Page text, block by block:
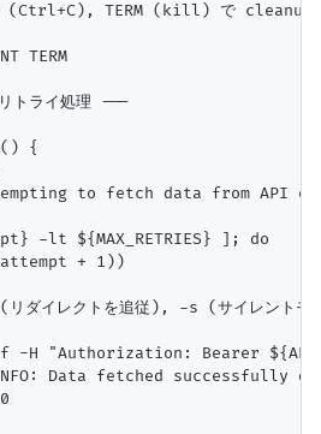
(Ctrl+C), TERM (kill) で cleanup
TERM
トライ処理 ---
{
to fetch data from API
-lt ${MAX_RETRIES} ]; do
+ 1))
イレクトを追従), -s (サイレント
-H "Authorization: Bearer
Data fetched successfully